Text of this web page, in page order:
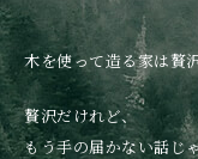
木を使って造る家は贅
贅沢だけれど、
もう手の届かない話じ